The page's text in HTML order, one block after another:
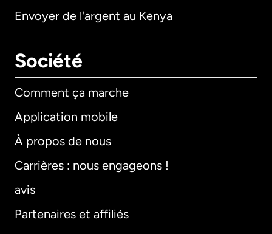
Envoyer de l'argent au Kenya
Société
Comment ça marche
Application mobile
À propos de nous
Carrières : nous engageons !
avis
Partenaires et affiliés